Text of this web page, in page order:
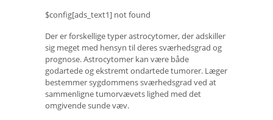
$config[ads_text1] not found
Der er forskellige typer astrocytomer, der adskiller
sig meget med hensyn til deres sværhedsgrad og
prognose. Astrocytomer kan være både
godartede og ekstremt ondartede tumorer. Læger
bestemmer sygdommens sværhedsgrad ved at
sammenligne tumorvævets lighed med det
omgivende sunde væv.